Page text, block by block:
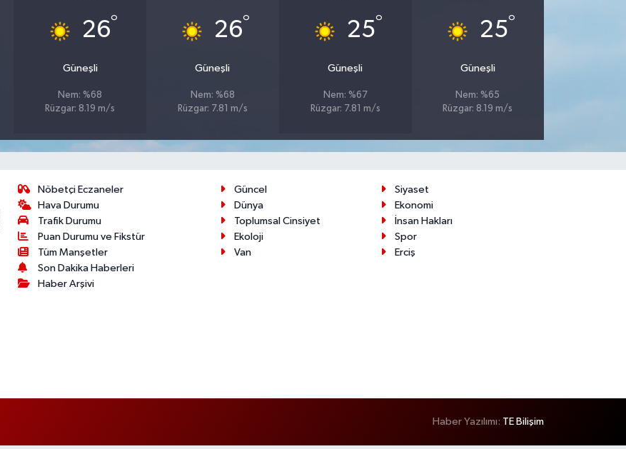
26°
Güneşli
Nem: %68
Rüzgar: 8.19 m/s
26°
Güneşli
Nem: %68
Rüzgar: 7.81 m/s
25°
Güneşli
Nem: %67
Rüzgar: 7.81 m/s
25°
Güneşli
Nem: %65
Rüzgar: 8.19 m/s
Nöbetçi Eczaneler
Hava Durumu
Trafik Durumu
Puan Durumu ve Fikstür
Tüm Manşetler
Son Dakika Haberleri
Haber Arşivi
Güncel
Siyaset
Dünya
Ekonomi
Toplumsal Cinsiyet
İnsan Hakları
Ekoloji
Spor
Van
Erciş
Haber Yazılımı: TE Bilişim